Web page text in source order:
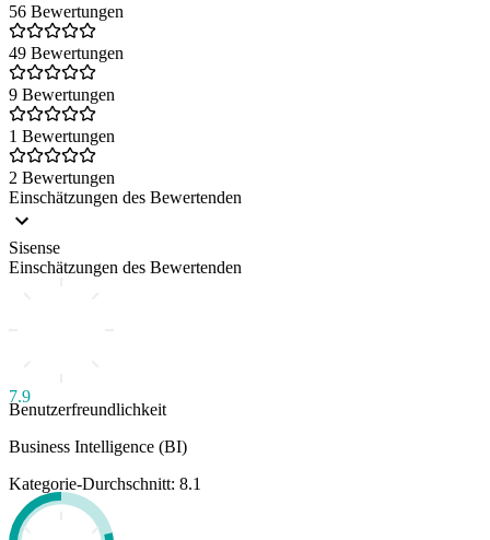
56 Bewertungen
49 Bewertungen
9 Bewertungen
1 Bewertungen
2 Bewertungen
Einschätzungen des Bewertenden
Sisense
Einschätzungen des Bewertenden
7.9
Benutzerfreundlichkeit
Business Intelligence (BI)
Kategorie-Durchschnitt: 8.1